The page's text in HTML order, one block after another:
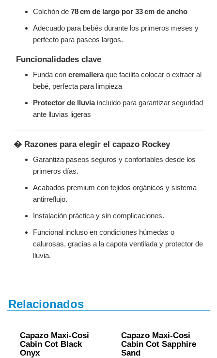
Colchón de 78 cm de largo por 33 cm de ancho
Adecuado para bebés durante los primeros meses y
perfecto para paseos largos.
Funcionalidades clave
Funda con cremalleraque facilita colocar o extraer al
bebé, perfecta para limpieza
Protector de lluviaincluido para garantizar seguridad
ante lluvias ligeras
� Razones para elegir el capazo Rockey
Garantiza paseos seguros y confortables desde los
primeros días.
Acabados premium con tejidos orgánicos y sistema
antirreflujo.
Instalación práctica y sin complicaciones.
Funcional incluso en condiciones húmedas o
calurosas, gracias a la capota ventilada y protector de
lluvia.
Relacionados
Capazo Maxi-Cosi
Cabin Cot Black
Onyx
Capazo Maxi-Cosi
Cabin Cot Sapphire
Sand